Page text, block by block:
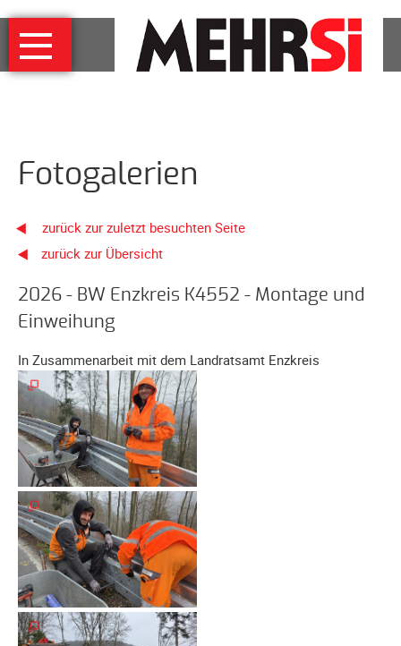
Navigation
überspringen
MEHRSi
Wer
Interview
Prominente
für
Unterstützen
Spendenkonto
Förderer
werden
Fördererdaten
ändern
Gewerbliche
Förderer
Flyer
+
Infokarte
Fotogalerien
zurück zur zuletzt besuchten Seite
zurück zur Übersicht
2026 - BW Enzkreis K4552 - Montage und
Einweihung
In Zusammenarbeit mit dem Landratsamt Enzkreis